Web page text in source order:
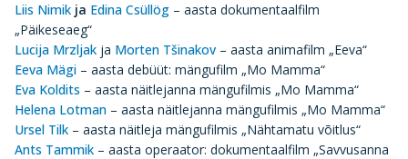
Liis Nimik ja Edina Csüllög – aasta dokumentaalfilm
„Päikeseaeg“
Lucija Mrzljak ja Morten Tšinakov – aasta animafilm „Eeva“
Eeva Mägi – aasta debüüt: mängufilm „Mo Mamma“
Eva Koldits – aasta näitlejanna mängufilmis „Mo Mamma“
Helena Lotman – aasta näitlejanna mängufilmis „Mo Mamma“
Ursel Tilk – aasta näitleja mängufilmis „Nähtamatu võitlus“
Ants Tammik – aasta operaator: dokumentaalfilm „Savvusanna